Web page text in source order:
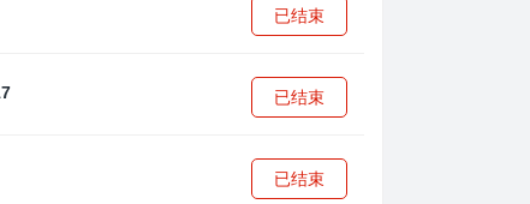
已结束
已结束
已结束